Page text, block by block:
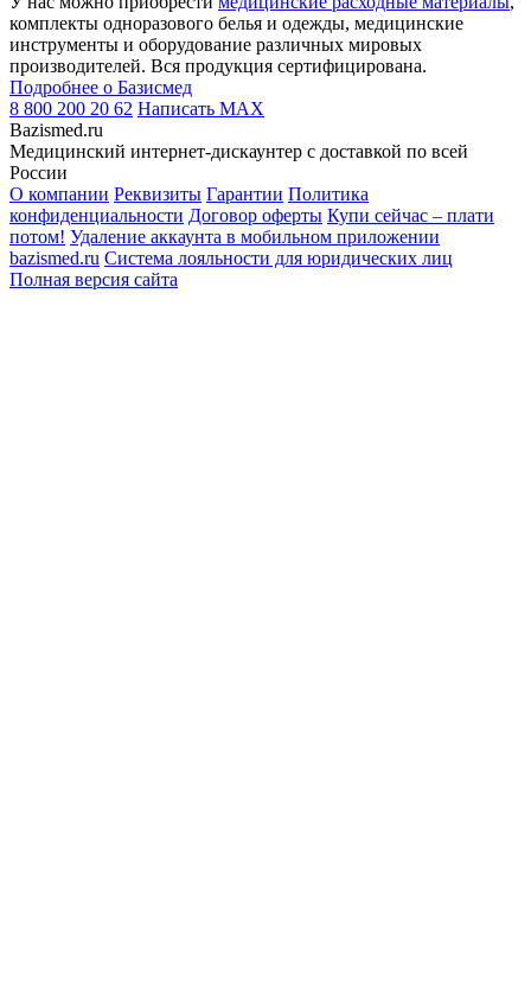
комплекты одноразового белья и одежды, медицинские
инструменты и оборудование различных мировых
производителей. Вся продукция сертифицирована.
Подробнее о Базисмед
8 800 200 20 62 Написать MAX
Bazismed.ru
Медицинский интернет-дискаунтер с доставкой по всей
России
О компании Реквизиты Гарантии Политика
конфиденциальности Договор оферты Купи сейчас – плати
потом! Удаление аккаунта в мобильном приложении
bazismed.ru Система лояльности для юридических лиц
Полная версия сайта